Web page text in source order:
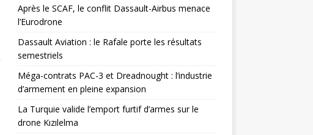
Après le SCAF, le conflit Dassault-Airbus menace
l’Eurodrone
Dassault Aviation : le Rafale porte les résultats
semestriels
Méga-contrats PAC-3 et Dreadnought : l’industrie
d’armement en pleine expansion
La Turquie valide l’emport furtif d’armes sur le
drone Kızılelma